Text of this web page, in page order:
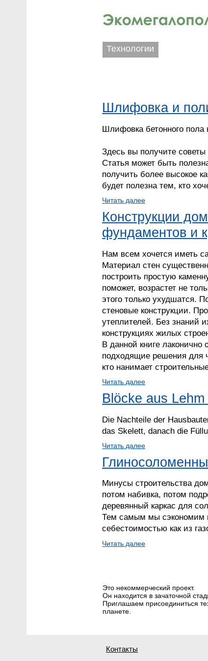
Технологии
Шлифовка и
Шлифовка бетонного пола
Здесь вы получите
Статья может быть
получить более высокое
будет полезна тем, кто
Читать далее
Конструкции
фундаментов и
Нам всем хочется иметь
Материал стен
построить простую
поможет, возрастет не
этого только ухудшатся.
стеновые конструкции.
утеплителей. Без знаний
конструкциях жилых
В данной книге
подходящие решения для
кто нанимает
Читать далее
Blöcke aus
Die Nachteile der
das Skelett, danach die
Читать далее
Минусы строительства
потом набивка, потом
деревянный каркас для
Тем самым мы сэкономим
себестоимостью как из
Читать далее
Это некоммерческий проект.
Он находится в зачаточной
Приглашаем присоединиться
планете.
Контакты